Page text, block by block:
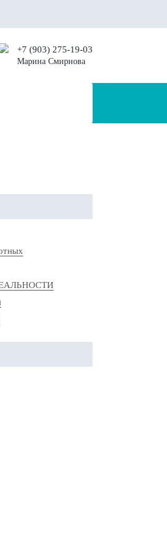
+7 (903) 275-19-03
Марина Смирнова